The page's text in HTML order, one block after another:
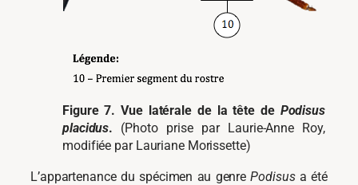
Figure 7. Vue latérale de la tête de Podisus
placidus. (Photo prise par Laurie-Anne Roy,
modifiée par Lauriane Morissette)
L’appartenance du spécimen au genrePodisusa été